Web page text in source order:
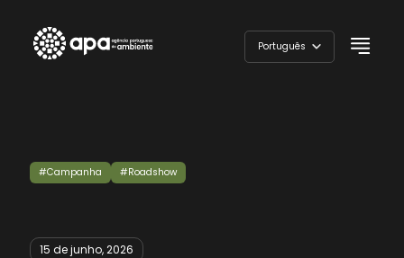
content
Português
#Campanha #Roadshow
15 de junho, 2026